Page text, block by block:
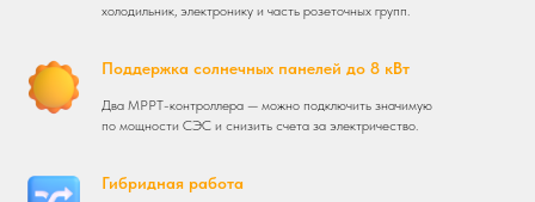
холодильник, электронику и часть розеточных групп.
Поддержка солнечных панелей до 8 кВт
Два MPPT-контроллера — можно подключить значимую
по мощности СЭС и снизить счета за электричество.
Гибридная работа